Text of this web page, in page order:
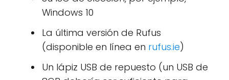
Windows 10
La última versión de Rufus
(disponible en línea en rufus.ie)
Un lápiz USB de repuesto (un USB de